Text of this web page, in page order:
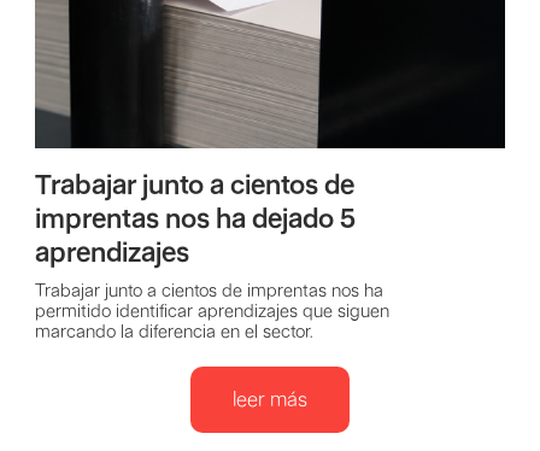
Trabajar junto a cientos de
imprentas nos ha dejado 5
aprendizajes
Trabajar junto a cientos de imprentas nos ha
permitido identificar aprendizajes que siguen
marcando la diferencia en el sector.
leer más